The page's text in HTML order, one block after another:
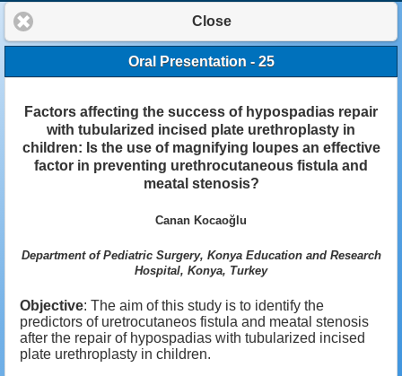
Close
Oral Presentation - 25
Factors affecting the success of hypospadias repair
with tubularized incised plate urethroplasty in
children: Is the use of magnifying loupes an effective
factor in preventing urethrocutaneous fistula and
meatal stenosis?
Canan Kocaoğlu
Department of Pediatric Surgery, Konya Education and Research
Hospital, Konya, Turkey
Objective: The aim of this study is to identify the
predictors of uretrocutaneos fistula and meatal stenosis
after the repair of hypospadias with tubularized incised
plate urethroplasty in children.